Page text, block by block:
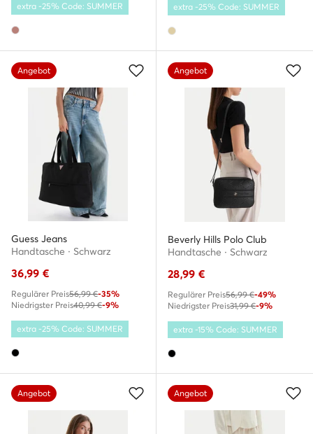
extra -25% Code: SUMMER extra -25% Code: SUMMER
Angebot
Guess Jeans
Handtasche · Schwarz
36,99 €
Regulärer Preis56,99 €-35%
Niedrigster Preis40,99 €-9%
extra -25% Code: SUMMER
Angebot
Beverly Hills Polo Club
Handtasche · Schwarz
28,99 €
Regulärer Preis56,99 €-49%
Niedrigster Preis31,99 €-9%
extra -15% Code: SUMMER
Angebot Angebot